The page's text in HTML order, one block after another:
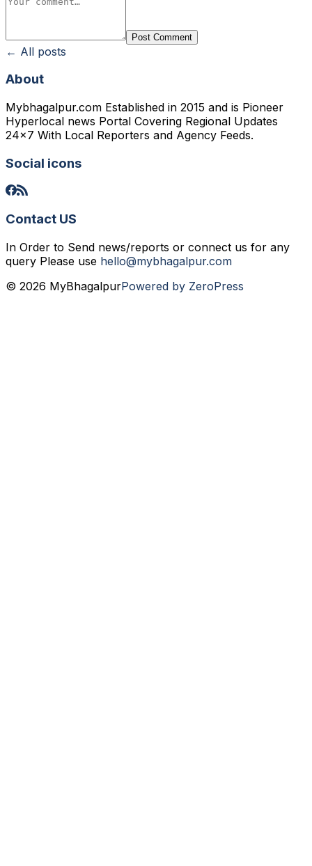
Post Comment
← All posts
About
Mybhagalpur.com Established in 2015 and is Pioneer
Hyperlocal news Portal Covering Regional Updates
24x7 With Local Reporters and Agency Feeds.
Social icons
Contact US
In Order to Send news/reports or connect us for any
query Please use hello@mybhagalpur.com
© 2026 MyBhagalpurPowered by ZeroPress